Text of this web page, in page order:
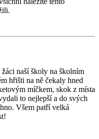
naší školy na školním
hřišti na ně čekaly hned
míčkem, skok z místa
to nejlepší a do svých
Všem patří velká